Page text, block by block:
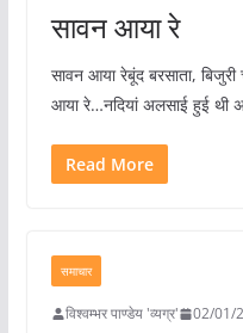
सावन आया रे
सावन आया रेबूंद बरसाता,
आया रे…नदियां अलसाई हुई थी
Read More
समाचार
विश्वम्भर पाण्डेय 'व्यग्र' 02/01/